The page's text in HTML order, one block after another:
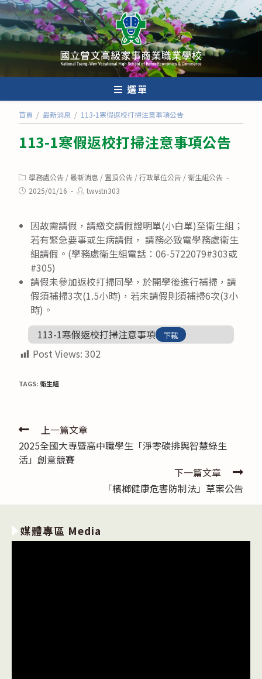
跳
轉
至
內
選單
首頁 / 最新消息 / 113-1寒假返校打掃注意事項公告
113-1寒假返校打掃注意事項公告
Post
category:
學務處公告 /最新消息 / 置頂公告 /行政單位公告 /衛生組公告
Post2025/01/16
Posttwvstn303
因故需請假，請繳交請假證明單(小白單)至衛生組；
若有緊急要事或生病請假， 請務必致電學務處衛生
組請假。(學務處衛生組電話：06-5722079#303或
#305)
請假未參加返校打掃同學，於開學後進行補掃，請
假須補掃3次(1.5小時)，若未請假則須補掃6次(3小
時)。
113-1寒假返校打掃注意事項
下載
Post Views: 302
TAGS:衛生組
Read
more
articles
上一篇文章
2025全國大專暨高中職學生「淨零碳排與智慧綠生
活」創意競賽
下一篇文章
「檳榔健康危害防制法」草案公告
媒體專區 Media